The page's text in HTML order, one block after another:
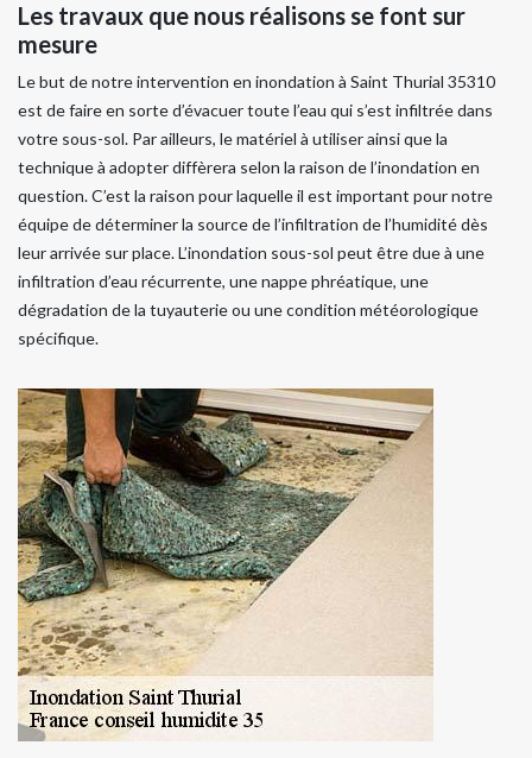
Les travaux que nous réalisons se font sur
mesure
Le but de notre intervention en inondation à Saint Thurial 35310
est de faire en sorte d’évacuer toute l’eau qui s’est infiltrée dans
votre sous-sol. Par ailleurs, le matériel à utiliser ainsi que la
technique à adopter diffèrera selon la raison de l’inondation en
question. C’est la raison pour laquelle il est important pour notre
équipe de déterminer la source de l’infiltration de l’humidité dès
leur arrivée sur place. L’inondation sous-sol peut être due à une
infiltration d’eau récurrente, une nappe phréatique, une
dégradation de la tuyauterie ou une condition météorologique
spécifique.